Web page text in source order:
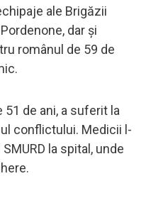
ale Brigăzii
dar și
românul de 59 de
de ani, a suferit la
conflictului. Medicii l-
la spital, unde